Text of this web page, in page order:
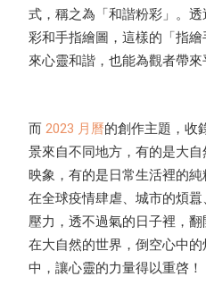
式，稱之為「和諧粉彩」。
彩和手指繪圖，這樣的「指
來心靈和諧，也能為觀者帶來
而 2023 月曆的創作主題，收
景來自不同地方，有的是大
映象，有的是日常生活裡的
在全球疫情肆虐、城市的煩
壓力，透不過氣的日子裡，翻
在大自然的世界，倒空心中
中，讓心靈的力量得以重啓！